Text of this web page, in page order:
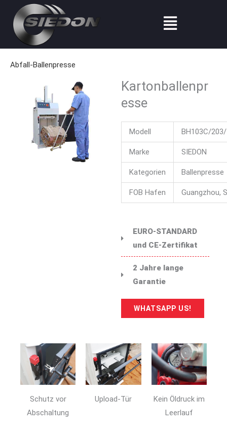
Inhalt
springen
Menü
Abfall-Ballenpresse
Kartonballenpr
esse
Modell BH103C/
Marke SIEDON
Kategorien Ballenpresse
FOB Hafen Guangzhou,
EURO-STANDARD
und CE-Zertifikat
2 Jahre lange
Garantie
WHATSAPP US!
Schutz vor
Abschaltung
Upload-Tür
Kein Öldruck im
Leerlauf